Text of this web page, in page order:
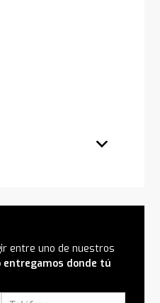
entre uno de nuestros
entregamos donde tú